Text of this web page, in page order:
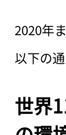
2020年
以下の通
世界